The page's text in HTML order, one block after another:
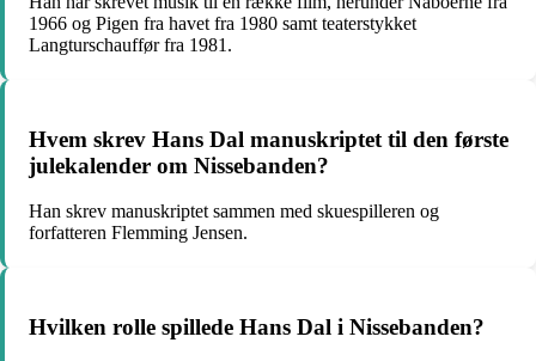
1966 og Pigen fra havet fra 1980 samt teaterstykket
Langturschauffør fra 1981.
Hvem skrev Hans Dal manuskriptet til den første
julekalender om Nissebanden?
Han skrev manuskriptet sammen med skuespilleren og
forfatteren Flemming Jensen.
Hvilken rolle spillede Hans Dal i Nissebanden?